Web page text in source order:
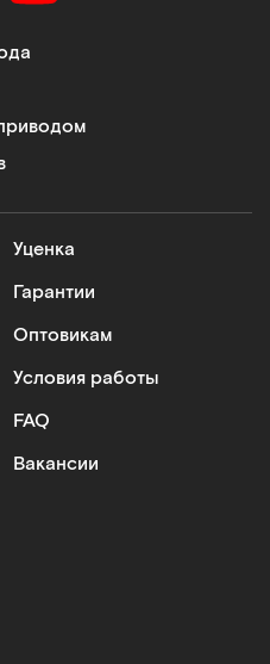
Уценка
Гарантии
Оптовикам
Условия работы
FAQ
Вакансии